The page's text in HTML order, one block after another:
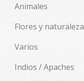
Animales
Flores y naturaleza
Varios
Indios / Apaches